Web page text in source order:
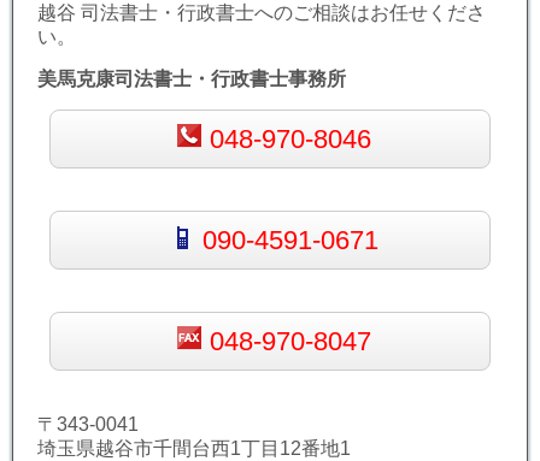
越谷 司法書士・行政書士へのご相談はお任せくださ
い。
美馬克康司法書士・行政書士事務所
048-970-8046
090-4591-0671
048-970-8047
〒343-0041
埼玉県越谷市千間台西1丁目12番地1